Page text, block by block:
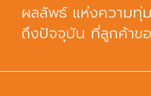
ผลลัพธ์ แห่งความทุ่
ถึงปัจจุบัน ที่ลูกค้าขอ